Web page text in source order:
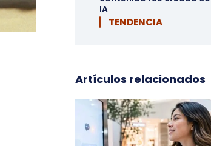
IA
▏ TENDENCIA
Artículos relacionados